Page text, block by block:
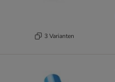
3 Varianten